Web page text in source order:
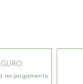
no pagamento